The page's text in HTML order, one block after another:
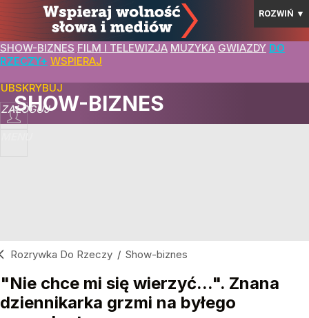
ROZWIŃ ▼
SHOW-BIZNES FILM I TELEWIZJA MUZYKA GWIAZDY DO
RZECZY+ WSPIERAJ
ZALOGUJ
SHOW-BIZNES
Rozrywka Do Rzeczy / Show-biznes
"Nie chce mi się wierzyć...". Znana
dziennikarka grzmi na byłego